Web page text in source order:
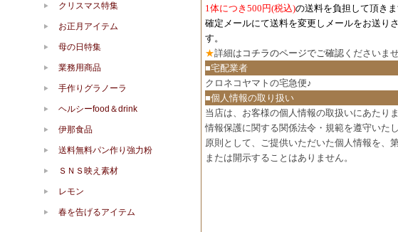
1体につき500円(税込)の送料を負担して頂き
確定メールにて送料を変更しメールをお送り
す。
★詳細は コチラのページでご確認 くださいま
■宅配業者
クロネコヤマトの宅急便♪
■個人情報の取り扱い
当店は、お客様の個人情報の取扱いにあたり
情報保護に関する関係法令・規範を遵守いたし
原則として、ご提供いただいた個人情報を、
または開示することはありません。
クリスマス特集
お正月アイテム
母の日特集
業務用商品
手作りグラノーラ
ヘルシーfood＆drink
伊那食品
送料無料パン作り強力粉
ＳＮＳ映え素材
レモン
春を告げるアイテム